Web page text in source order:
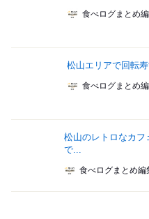
食べログまとめ
松山エリアで回転
食べログまとめ
松山のレトロなカフ
で...
食べログまとめ編